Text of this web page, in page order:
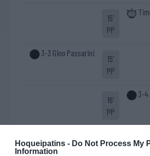
Hoqueipatins - Do Not Process My
Information
15'
1ªP
3-3 Gino Passarini
15'
1ªP
16'
1ªP
3-4
Passarini
17'